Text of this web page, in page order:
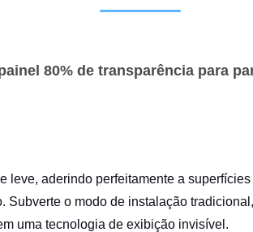
80% de transparência para
leve, aderindo perfeitamente a
Subverte o modo de instalação
uma tecnologia de exibição invisível.